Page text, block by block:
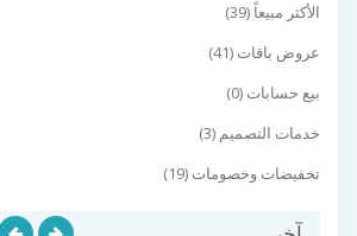
الأكثر مبيعاً (39)
عروض باقات (41)
بيع حسابات (0)
خدمات التصميم (3)
تخفيضات وخصومات (19)